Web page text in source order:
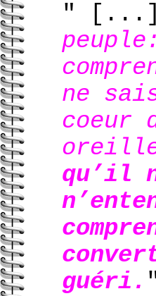
"
ne
coeur
qu’il
guéri.